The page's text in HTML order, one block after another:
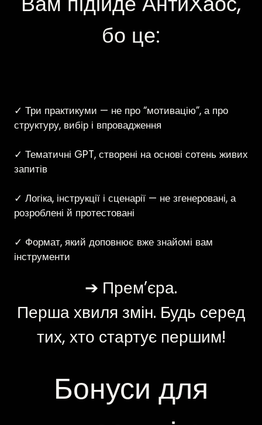
бо це:
✓ Три практикуми — не про “мотивацію”, а про
структуру, вибір і впровадження
✓ Тематичні GPT, створені на основі сотень живих
запитів
✓ Логіка, інструкції і сценарії — не згенеровані, а
розроблені й протестовані
✓ Формат, який доповнює вже знайомі вам
інструменти
➔ Премʼєра.
Перша хвиля змін. Будь серед
тих, хто стартує першим!
Бонуси для